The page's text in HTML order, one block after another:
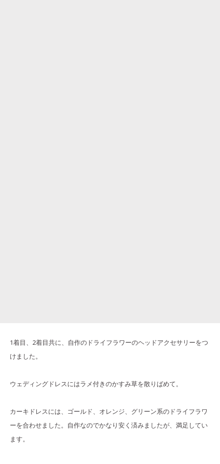
1着目、2着目共に、自作のドライフラワーのヘッドアクセサリーをつ
けました。
ウェディングドレスにはラメ付きのかすみ草を散りばめて。
カーキドレスには、ゴールド、オレンジ、グリーン系のドライフラワ
ーを合わせました。自作なのでかなり安く済みましたが、満足してい
ます。